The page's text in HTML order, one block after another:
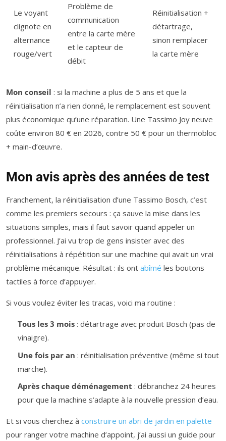
Le voyant
clignote en
alternance
rouge/vert
Problème de
communication
entre la carte mère
et le capteur de
débit
Réinitialisation +
détartrage,
sinon remplacer
la carte mère
Mon conseil : si la machine a plus de 5 ans et que la
réinitialisation n’a rien donné, le remplacement est souvent
plus économique qu’une réparation. Une Tassimo Joy neuve
coûte environ 80 € en 2026, contre 50 € pour un thermobloc
+ main-d’œuvre.
Mon avis après des années de test
Franchement, la réinitialisation d’une Tassimo Bosch, c’est
comme les premiers secours : ça sauve la mise dans les
situations simples, mais il faut savoir quand appeler un
professionnel. J’ai vu trop de gens insister avec des
réinitialisations à répétition sur une machine qui avait un vrai
problème mécanique. Résultat : ils ont abîmé les boutons
tactiles à force d’appuyer.
Si vous voulez éviter les tracas, voici ma routine :
Tous les 3 mois: détartrage avec produit Bosch (pas de
vinaigre).
Une fois par an : réinitialisation préventive (même si tout
marche).
Après chaque déménagement : débranchez 24 heures
pour que la machine s’adapte à la nouvelle pression d’eau.
Et si vous cherchez à construire un abri de jardin en palette
pour ranger votre machine d’appoint, j’ai aussi un guide pour